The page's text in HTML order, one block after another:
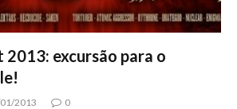
2013: excursão para o
2013 0